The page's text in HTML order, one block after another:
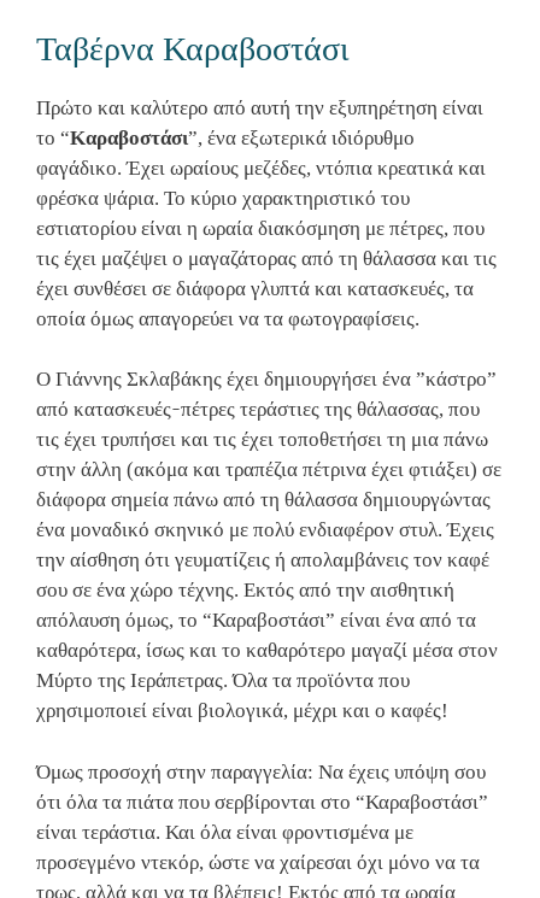
Ταβέρνα Καραβοστάσι
Πρώτο και καλύτερο από αυτή την εξυπηρέτηση είναι
το “Καραβοστάσι”, ένα εξωτερικά ιδιόρυθμο
φαγάδικο. Έχει ωραίους μεζέδες, ντόπια κρεατικά και
φρέσκα ψάρια. Το κύριο χαρακτηριστικό του
εστιατορίου είναι η ωραία διακόσμηση με πέτρες, που
τις έχει μαζέψει ο μαγαζάτορας από τη θάλασσα και τις
έχει συνθέσει σε διάφορα γλυπτά και κατασκευές, τα
οποία όμως απαγορεύει να τα φωτογραφίσεις.
Ο Γιάννης Σκλαβάκης έχει δημιουργήσει ένα ”κάστρο”
από κατασκευές ̵ πέτρες τεράστιες της θάλασσας, που
τις έχει τρυπήσει και τις έχει τοποθετήσει τη μια πάνω
στην άλλη (ακόμα και τραπέζια πέτρινα έχει φτιάξει) σε
διάφορα σημεία πάνω από τη θάλασσα δημιουργώντας
ένα μοναδικό σκηνικό με πολύ ενδιαφέρον στυλ. Έχεις
την αίσθηση ότι γευματίζεις ή απολαμβάνεις τον καφέ
σου σε ένα χώρο τέχνης. Εκτός από την αισθητική
απόλαυση όμως, το “Καραβοστάσι” είναι ένα από τα
καθαρότερα, ίσως και το καθαρότερο μαγαζί μέσα στον
Μύρτο της Ιεράπετρας. Όλα τα προϊόντα που
χρησιμοποιεί είναι βιολογικά, μέχρι και ο καφές!
Όμως προσοχή στην παραγγελία: Να έχεις υπόψη σου
ότι όλα τα πιάτα που σερβίρoνται στο “Καραβοστάσι”
είναι τεράστια. Και όλα είναι φροντισμένα με
προσεγμένο ντεκόρ, ώστε να χαίρεσαι όχι μόνο να τα
τρως, αλλά και να τα βλέπεις! Εκτός από τα ωραία